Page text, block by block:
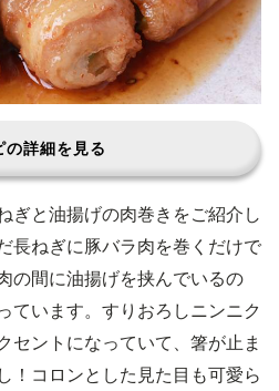
の詳細を見る
ぎと油揚げの肉巻きをご紹介し
長ねぎに豚バラ肉を巻くだけで
の間に油揚げを挟んでいるの
ています。すりおろしニンニク
セントになっていて、箸が止ま
！コロンとした見た目も可愛ら